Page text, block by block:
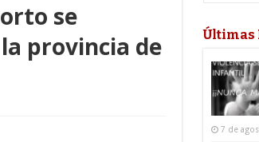
se
provincia de
Últimas
7 de